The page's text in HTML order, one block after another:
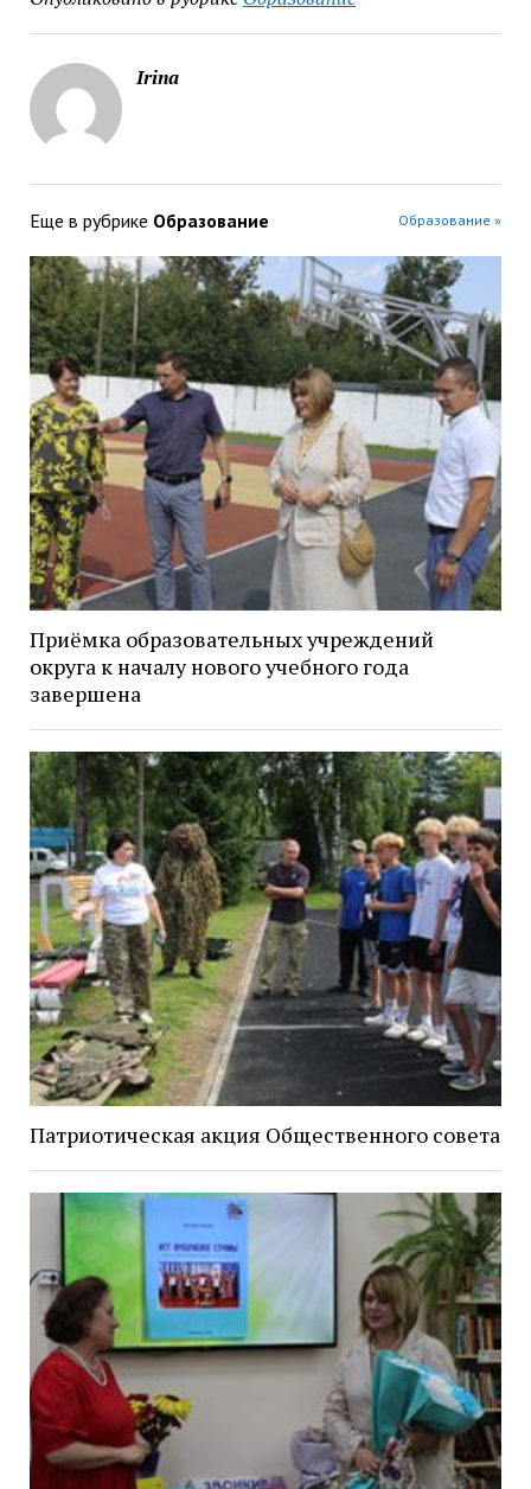
Irina
Еще в рубрике Образование Образование »
Приёмка образовательных учреждений
округа к началу нового учебного года
завершена
Патриотическая акция Общественного совета